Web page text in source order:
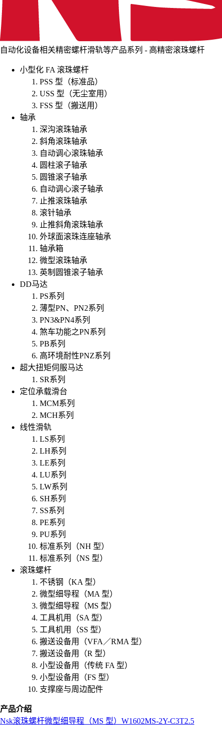
自动化设备相关精密螺杆滑轨等产品系列 - 高精密滚珠螺杆
小型化 FA 滚珠螺杆
PSS 型（标准品）
USS 型（无尘室用）
FSS 型（搬送用）
轴承
深沟滚珠轴承
斜角滚珠轴承
自动调心滚珠轴承
圆柱滚子轴承
圆锥滚子轴承
自动调心滚子轴承
止推滚珠轴承
滚针轴承
止推斜角滚珠轴承
外球面滚珠连座轴承
轴承箱
微型滚珠轴承
英制圆锥滚子轴承
DD马达
PS系列
薄型PN、PN2系列
PN3&PN4系列
煞车功能之PN系列
PB系列
高环境耐性PNZ系列
超大扭矩伺服马达
SR系列
定位承载滑台
MCM系列
MCH系列
线性滑轨
LS系列
LH系列
LE系列
LU系列
LW系列
SH系列
SS系列
PE系列
PU系列
标准系列（NH 型）
标准系列（NS 型）
滚珠螺杆
不锈钢（KA 型）
微型细导程（MA 型）
微型细导程（MS 型）
工具机用（SA 型）
工具机用（SS 型）
搬送设备用（VFA／RMA 型）
搬送设备用（R 型）
小型设备用（传统 FA 型）
小型设备用（FS 型）
支撑座与周边配件
产品介绍
Nsk滚珠螺杆微型细导程（MS 型） W1602MS-2Y-C3T2.5